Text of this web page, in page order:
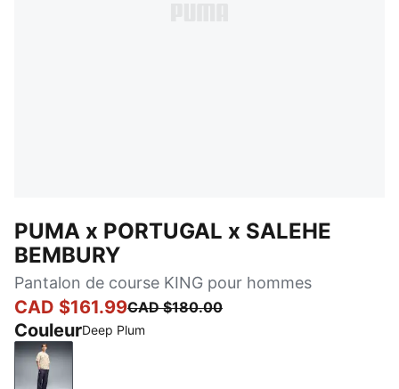
PUMA x PORTUGAL x SALEHE
BEMBURY
Pantalon de course KING pour hommes
CAD $161.99CAD $180.00
CouleurDeep Plum
Deep Plum